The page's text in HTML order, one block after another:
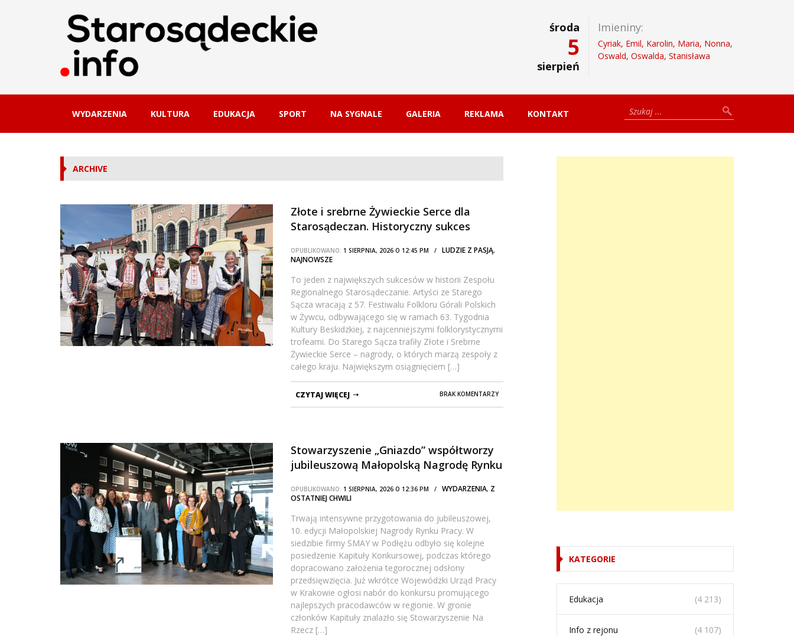
środa
5
sierpień
Imieniny:
Cyriak, Emil, Karolin, Maria, Nonna,
Oswald, Oswalda, Stanisława
WYDARZENIA KULTURA EDUKACJA SPORT NA SYGNALE GALERIA REKLAMA KONTAKT
ARCHIVE
Złote i srebrne Żywieckie Serce dla
Starosądeczan. Historyczny sukces
OPUBLIKOWANO: 1 SIERPNIA, 2026 O 12:45 PM / LUDZIE Z PASJĄ,
NAJNOWSZE
To jeden z największych sukcesów w historii Zespołu
Regionalnego Starosądeczanie. Artyści ze Starego
Sącza wracają z 57. Festiwalu Folkloru Górali Polskich
w Żywcu, odbywającego się w ramach 63. Tygodnia
Kultury Beskidzkiej, z najcenniejszymi folklorystycznymi
trofeami. Do Starego Sącza trafiły Złote i Srebrne
Żywieckie Serce – nagrody, o których marzą zespoły z
całego kraju. Największym osiągnięciem […]
BRAK KOMENTARZY
CZYTAJ WIĘCEJ
Stowarzyszenie „Gniazdo” współtworzy
jubileuszową Małopolską Nagrodę Rynku
OPUBLIKOWANO: 1 SIERPNIA, 2026 O 12:36 PM / WYDARZENIA, Z
OSTATNIEJ CHWILI
Trwają intensywne przygotowania do jubileuszowej,
10. edycji Małopolskiej Nagrody Rynku Pracy. W
siedzibie firmy SMAY w Podłężu odbyło się kolejne
posiedzenie Kapituły Konkursowej, podczas którego
dopracowano założenia tegorocznej odsłony
przedsięwzięcia. Już wkrótce Wojewódzki Urząd Pracy
w Krakowie ogłosi nabór do konkursu promującego
najlepszych pracodawców w regionie. W gronie
członków Kapituły znalazło się Stowarzyszenie Na
Rzecz […]
KATEGORIE
Edukacja (4 213)
Info z rejonu (4 107)